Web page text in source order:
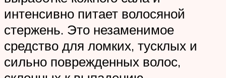
интенсивно питает волосяной
стержень. Это незаменимое
средство для ломких, тусклых и
сильно поврежденных волос,